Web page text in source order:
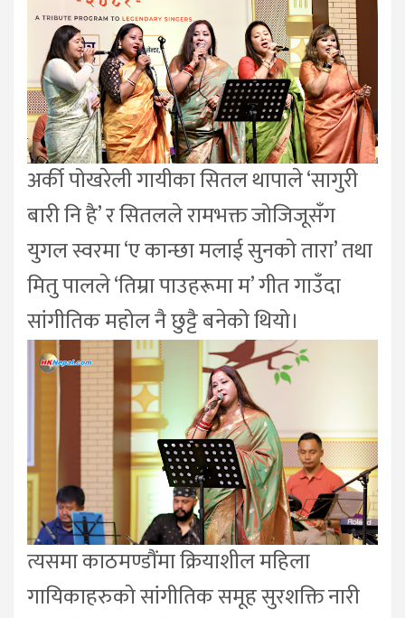
अर्की पोखरेली गायीका सितल थापाले ‘सागुरी
बारी नि है’ र सितलले रामभक्त जोजिजूसँग
युगल स्वरमा ‘ए कान्छा मलाई सुनको तारा’ तथा
मितु पालले ‘तिम्रा पाउहरूमा म’ गीत गाउँदा
सांगीतिक महोल नै छुट्टै बनेको थियो।
त्यसमा काठमण्डौंमा क्रियाशील महिला
गायिकाहरुको सांगीतिक समूह सुरशक्ति नारी